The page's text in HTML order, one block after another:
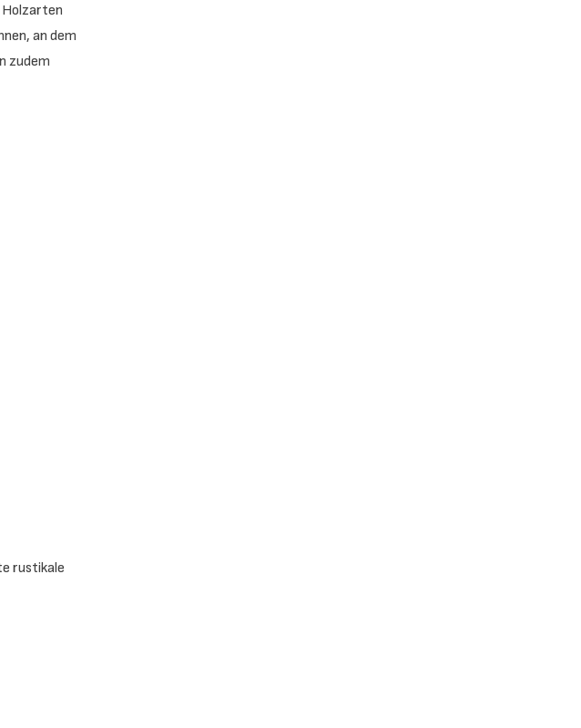
an dem
zudem
rustikale